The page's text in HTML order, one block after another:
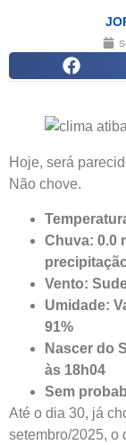
Hoje, será
Não chove.
Chuva: 0.0
Vento:
Umidade:
91%
Nascer do
às 18h04
Sem
Até o dia 30, já
setembro/2025, o